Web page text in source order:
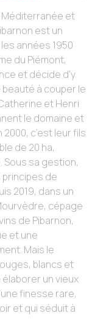
Méditerranée et
est un
années 1950
du Piémont,
et décide d’y
beauté à couper le
et Henri
le domaine et
c’est leur fils
de 20 ha,
sa gestion,
de
2019, dans un
cépage
de Pibarnon,
et une
Mais le
blancs et
un vieux
finesse rare,
et qui séduit à